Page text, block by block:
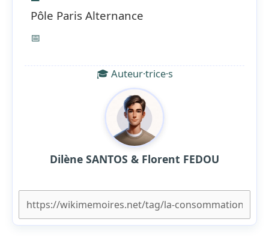
Pôle Paris Alternance
📅
🎓 Auteur·trice·s
Dilène SANTOS & Florent FEDOU